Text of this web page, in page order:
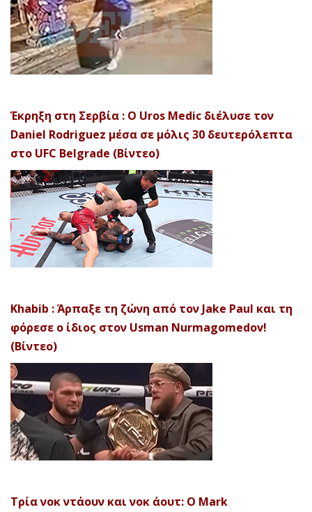
Έκρηξη στη Σερβία : Ο Uros Medic διέλυσε τον
Daniel Rodriguez μέσα σε μόλις 30 δευτερόλεπτα
στο UFC Belgrade (Βίντεο)
Khabib : Άρπαξε τη ζώνη από τον Jake Paul και τη
φόρεσε ο ίδιος στον Usman Nurmagomedov!
(Βίντεο)
Τρία νοκ ντάουν και νοκ άουτ: Ο Mark